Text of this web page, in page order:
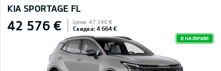
KIA SPORTAGE FL
42 576 € Цена: 47 240 €
Скидка: 4 664 €
В НАЛИЧИИ